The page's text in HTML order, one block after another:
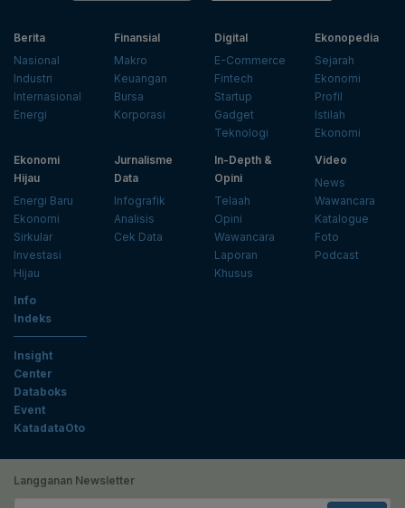
Berita
Nasional
Industri
Internasional
Energi
Finansial
Makro
Keuangan
Bursa
Korporasi
Digital
E-Commerce
Fintech
Startup
Gadget
Teknologi
Ekonopedia
Sejarah
Ekonomi
Profil
Istilah
Ekonomi
Ekonomi
Hijau
Energi Baru
Ekonomi
Sirkular
Investasi
Hijau
Jurnalisme
Data
Infografik
Analisis
Cek Data
In-Depth &
Opini
Telaah
Opini
Wawancara
Laporan
Khusus
Video
News
Wawancara
Katalogue
Foto
Podcast
Info
Indeks
Insight
Center
Databoks
Event
KatadataOto
Langganan Newsletter